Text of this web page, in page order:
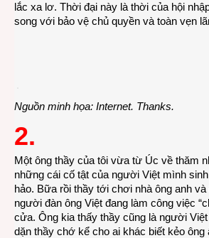
lắc xa lơ. Thời đại này là thời của hội
song với bảo vệ chủ quyền và toàn vẹn
Nguồn minh họa: Internet. Thanks.
2.
Một ông thầy của tôi vừa từ Úc về thăm
những cái cố tật của người Việt mình
hảo. Bữa rồi thầy tới chơi nhà ông anh
người đàn ông Việt đang làm công việc
cửa. Ông kia thấy thầy cũng là người
dặn thầy chớ kể cho ai khác biết kẻo